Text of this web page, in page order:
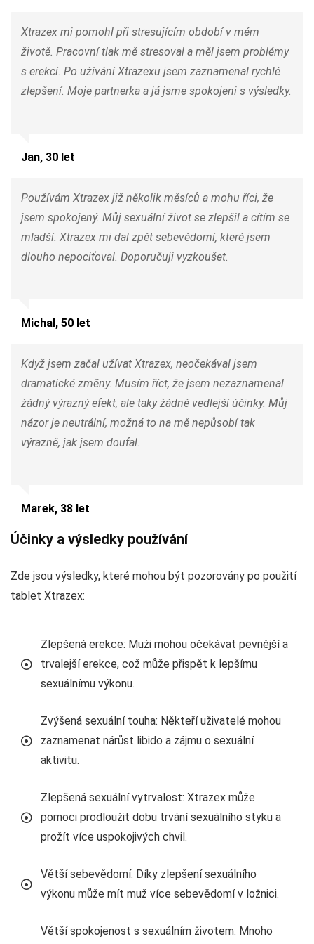
Xtrazex mi pomohl při stresujícím období v mém
životě. Pracovní tlak mě stresoval a měl jsem problémy
s erekcí. Po užívání Xtrazexu jsem zaznamenal rychlé
zlepšení. Moje partnerka a já jsme spokojeni s výsledky.
Jan, 30 let
Používám Xtrazex již několik měsíců a mohu říci, že
jsem spokojený. Můj sexuální život se zlepšil a cítím se
mladší. Xtrazex mi dal zpět sebevědomí, které jsem
dlouho nepociťoval. Doporučuji vyzkoušet.
Michal, 50 let
Když jsem začal užívat Xtrazex, neočekával jsem
dramatické změny. Musím říct, že jsem nezaznamenal
žádný výrazný efekt, ale taky žádné vedlejší účinky. Můj
názor je neutrální, možná to na mě nepůsobí tak
výrazně, jak jsem doufal.
Marek, 38 let
Účinky a výsledky používání
Zde jsou výsledky, které mohou být pozorovány po použití
tablet Xtrazex:
Zlepšená erekce: Muži mohou očekávat pevnější a
trvalejší erekce, což může přispět k lepšímu
sexuálnímu výkonu.
Zvýšená sexuální touha: Někteří uživatelé mohou
zaznamenat nárůst libido a zájmu o sexuální
aktivitu.
Zlepšená sexuální vytrvalost: Xtrazex může
pomoci prodloužit dobu trvání sexuálního styku a
prožít více uspokojivých chvil.
Větší sebevědomí: Díky zlepšení sexuálního
výkonu může mít muž více sebevědomí v ložnici.
Větší spokojenost s sexuálním životem: Mnoho